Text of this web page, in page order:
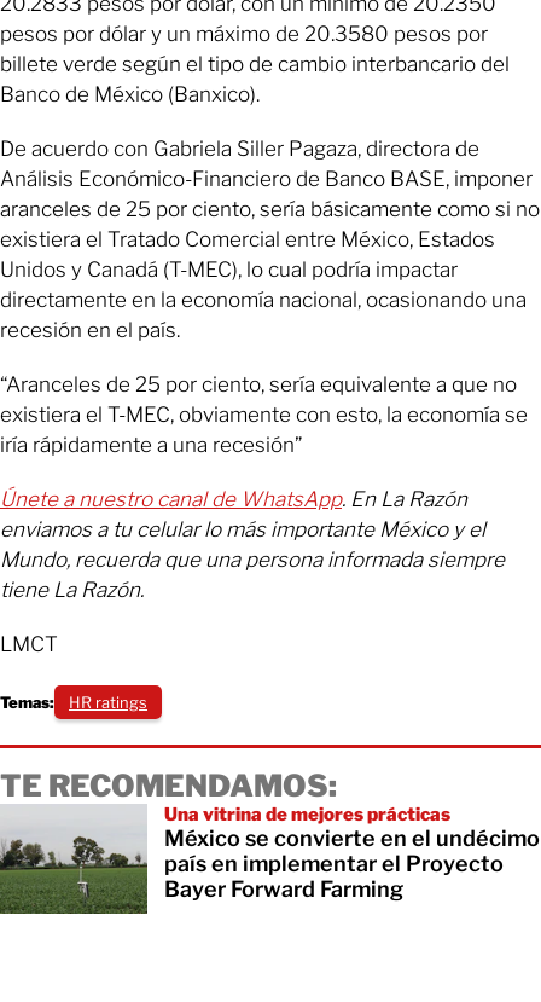
pesos por dólar y un máximo de 20.3580 pesos por
billete verde según el tipo de cambio interbancario del
Banco de México (Banxico).
De acuerdo con Gabriela Siller Pagaza, directora de
Análisis Económico-Financiero de Banco BASE, imponer
aranceles de 25 por ciento, sería básicamente como si no
existiera el Tratado Comercial entre México, Estados
Unidos y Canadá (T-MEC), lo cual podría impactar
directamente en la economía nacional, ocasionando una
recesión en el país.
“Aranceles de 25 por ciento, sería equivalente a que no
existiera el T-MEC, obviamente con esto, la economía se
iría rápidamente a una recesión”
Únete a nuestro canal de WhatsApp. En La Razón
enviamos a tu celular lo más importante México y el
Mundo, recuerda que una persona informada siempre
tiene La Razón.
LMCT
Temas: HR ratings
TE RECOMENDAMOS:
Una vitrina de mejores prácticas
México se convierte en el undécimo
país en implementar el Proyecto
Bayer Forward Farming